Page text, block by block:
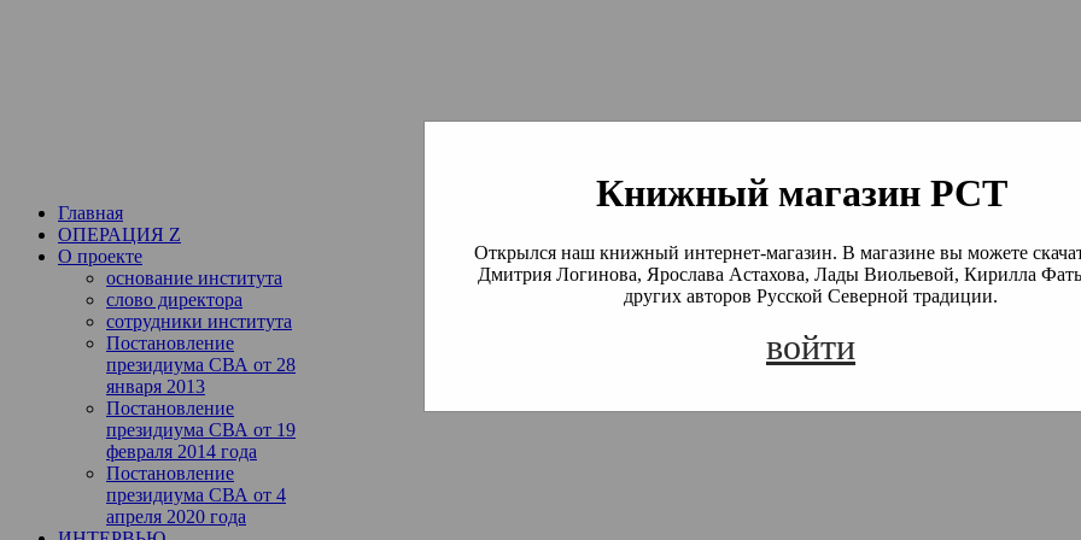
Книжный магазин РСТ
Открылся наш книжный интернет-магазин. В магазине вы можете
Дмитрия Логинова, Ярослава Астахова, Лады Виольевой, Кирилла
других авторов Русской Северной традиции.
войти
Институт богословия Русской Северной Традиции
Главная
ОПЕРАЦИЯ Z
О проекте
основание института
слово директора
сотрудники института
Постановление
президиума СВА от 28
января 2013
Постановление
президиума СВА от 19
февраля 2014 года
Постановление
президиума СВА от 4
апреля 2020 года